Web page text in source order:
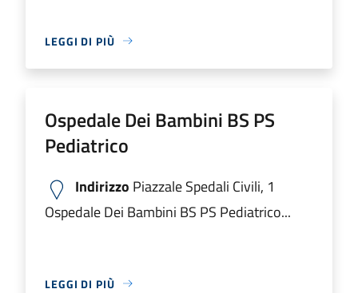
LEGGI DI PIÙ
Ospedale Dei Bambini BS PS
Pediatrico
Indirizzo Piazzale Spedali Civili, 1
Ospedale Dei Bambini BS PS Pediatrico...
LEGGI DI PIÙ